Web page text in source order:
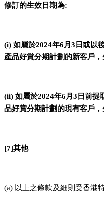
修訂的生效日期為:
(i) 如屬於2024年6月3日或以
產品好賞分期計劃的新客戶
(ii) 如屬於2024年6月3日前提
品好賞分期計劃的現有客戶
[7]其他
(a) 以上之條款及細則受香港